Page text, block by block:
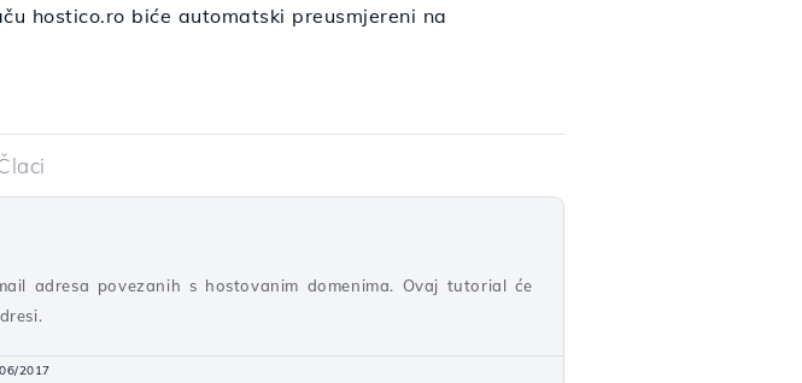
hostico.ro biće automatski preusmjereni na
adresa povezanih s hostovanim domenima. Ovaj tutorial će
2017